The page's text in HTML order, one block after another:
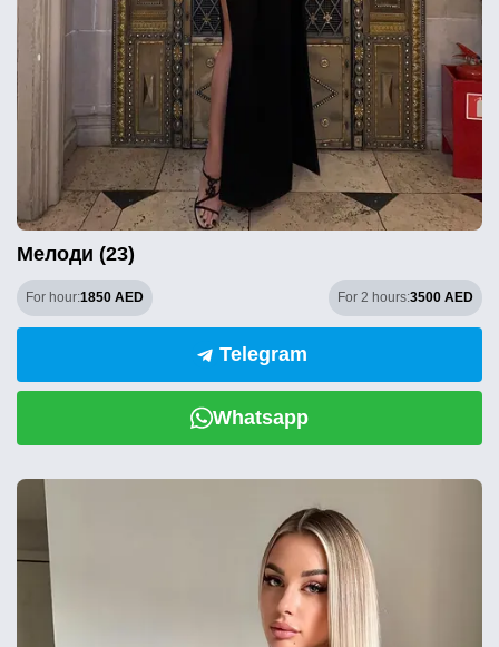
Мелоди (23)
For hour:1850 AED For 2 hours:3500 AED
Telegram
Whatsapp